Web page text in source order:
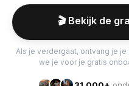
🎬 Bekijk de
Als je verdergaat, ontvang je
we je voor je gratis